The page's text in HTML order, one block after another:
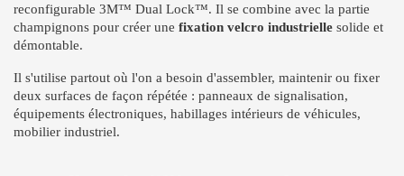
reconfigurable 3M™ Dual Lock™. Il se combine avec la partie
champignons pour créer une fixation velcro industrielle solide et
démontable.
Il s'utilise partout où l'on a besoin d'assembler, maintenir ou fixer
deux surfaces de façon répétée : panneaux de signalisation,
équipements électroniques, habillages intérieurs de véhicules,
mobilier industriel.